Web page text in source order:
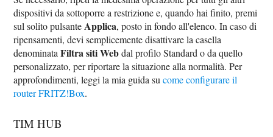
dispositivi da sottoporre a restrizione e, quando hai finito, premi
sul solito pulsante Applica, posto in fondo all'elenco. In caso di
ripensamenti, devi semplicemente disattivare la casella
denominataFiltra siti Webdal profilo Standard o da quello
personalizzato, per riportare la situazione alla normalità. Per
approfondimenti, leggi la mia guida sucome configurare il
router FRITZ!Box.
TIM HUB